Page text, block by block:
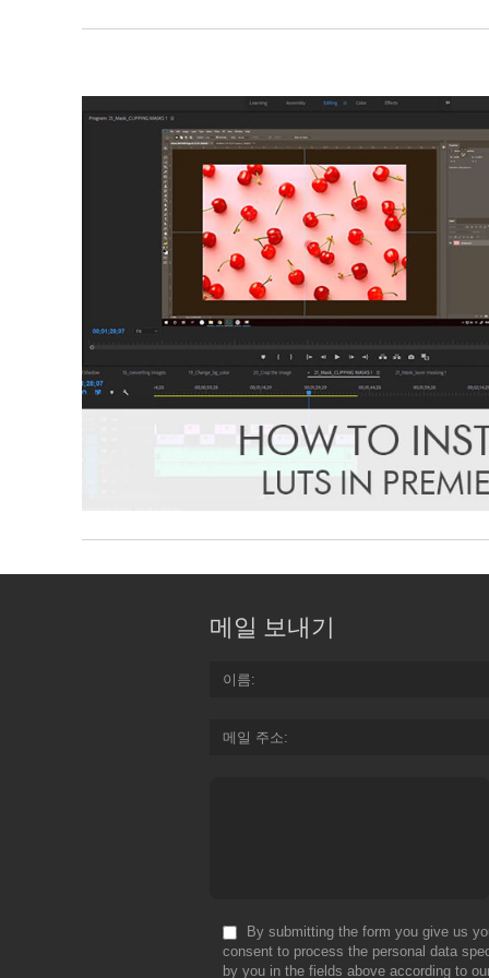
메일 보내기
이름
메일 주소
By submitting the form you give us
consent to process the personal data
by you in the fields above according to